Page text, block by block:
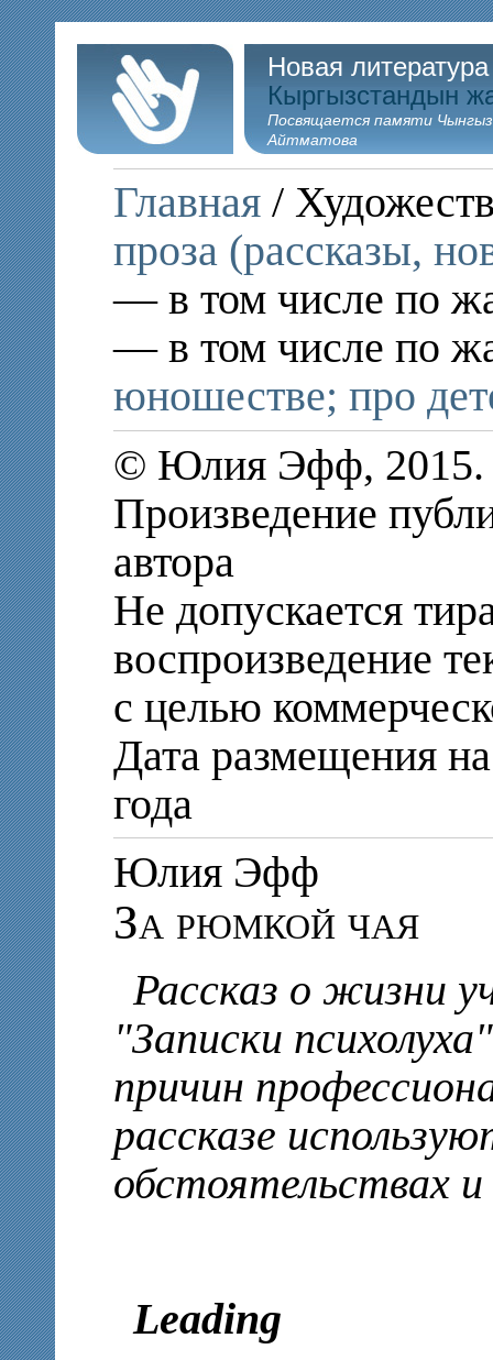
Новая
Кыргызстандын
Посвящается памяти
Айтматова
Главная /
проза (рассказы,
— в том числе по
— в том числе по
юношестве; про
© Юлия Эфф, 2015.
Произведение
автора
Не допускается
воспроизведение
с целью
Дата размещения
года
Юлия Эфф
За рюмкой чая
Рассказ о жизни
"Записки
причин
рассказе
обстоятельствах и
Leading